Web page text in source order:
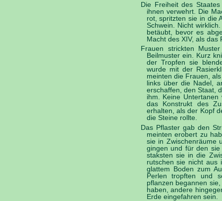
Die Freiheit des
ihnen verwehrt. Die
rot, spritzten sie in die
Schwein. Nicht
betäubt, bevor es
Macht des XIV, als das
Frauen strickten
Beilmuster ein. Kurz
der Tropfen sie
wurde mit der
meinten die Frauen,
links über die Nadel,
erschaffen, den Staat,
ihm. Keine
das Konstrukt des
erhalten, als der Kopf
die Steine rollte.
Das Pflaster gab den
meinten erobert zu
sie in Zwischenräume
gingen und für den
staksten sie in die
rutschen sie nicht aus
glattem Boden zum
Perlen tropften und
pflanzen begannen
haben, andere
Erde eingefahren sein.